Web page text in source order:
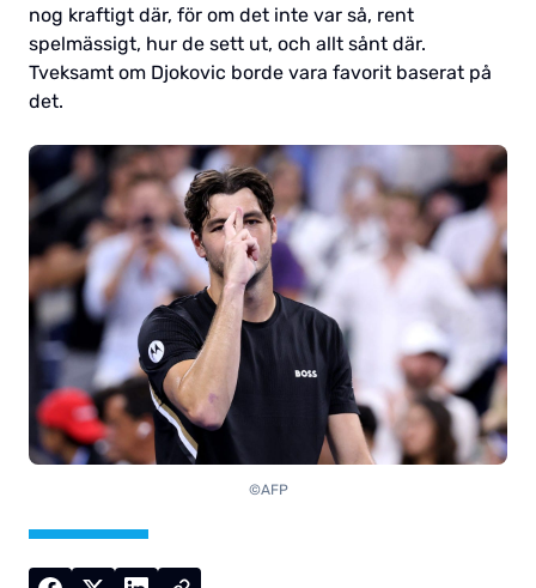
nog kraftigt där, för om det inte var så, rent
spelmässigt, hur de sett ut, och allt sånt där.
Tveksamt om Djokovic borde vara favorit baserat på
det.
©AFP